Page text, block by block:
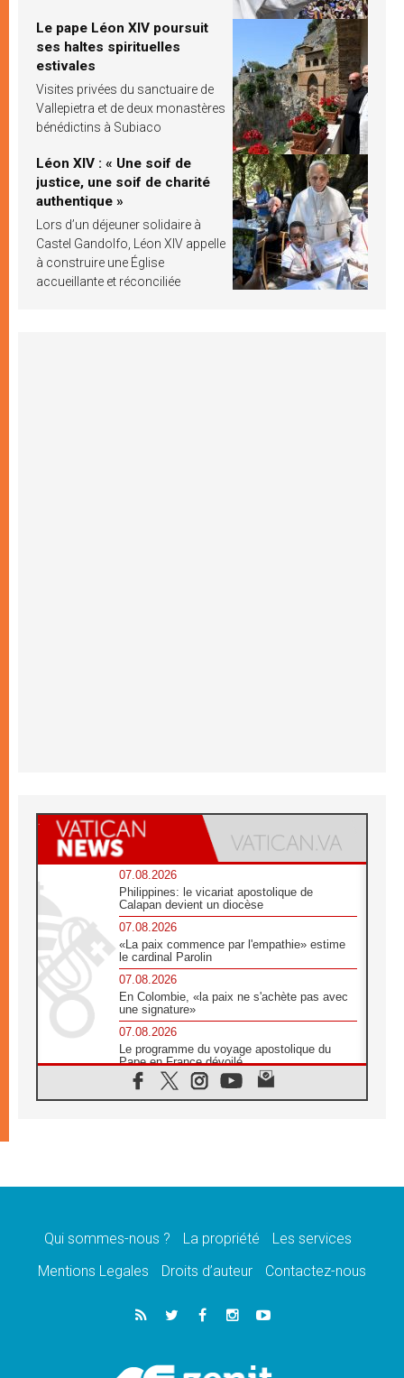
Le pape Léon XIV poursuit
ses haltes spirituelles
estivales
Visites privées du sanctuaire de
Vallepietra et de deux monastères
bénédictins à Subiaco
Léon XIV : « Une soif de
justice, une soif de charité
authentique »
Lors d’un déjeuner solidaire à
Castel Gandolfo, Léon XIV appelle
à construire une Église
accueillante et réconciliée
07.08.2026
Philippines: le vicariat apostolique de
Calapan devient un diocèse
07.08.2026
«La paix commence par l'empathie» estime
le cardinal Parolin
07.08.2026
En Colombie, «la paix ne s'achète pas avec
une signature»
07.08.2026
Le programme du voyage apostolique du
Pape en France dévoilé
07.08.2026
1ère Conférence continentale sur l'éducation
07.08.2026
07.08.2026
lancement des «dix jours de prière pour la
06.08.2026
Préparatifs des JMJ 2027 à Séoul: «c'est
Qui sommes-nous ? La propriété
Les services
Mentions Legales
Droits d’auteur Contactez-nous